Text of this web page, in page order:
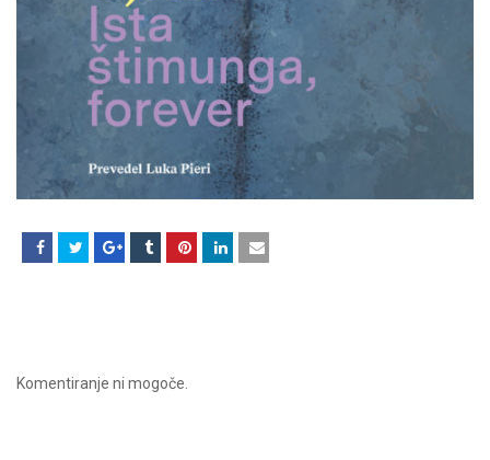
Komentiranje ni mogoče.